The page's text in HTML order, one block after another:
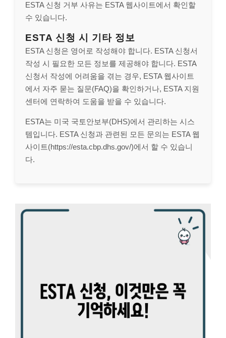
ESTA 신청 거부 사유는 ESTA 웹사이트에서 확인할
수 있습니다.
ESTA 신청 시 기타 정보
ESTA 신청은 영어로 작성해야 합니다. ESTA 신청서
작성 시 필요한 모든 정보를 제공해야 합니다. ESTA
신청서 작성에 어려움을 겪는 경우, ESTA 웹사이트
에서 자주 묻는 질문(FAQ)을 확인하거나, ESTA 지원
센터에 연락하여 도움을 받을 수 있습니다.
ESTA는 미국 국토안보부(DHS)에서 관리하는 시스
템입니다. ESTA 신청과 관련된 모든 문의는 ESTA 웹
사이트(https://esta.cbp.dhs.gov/)에서 할 수 있습니
다.